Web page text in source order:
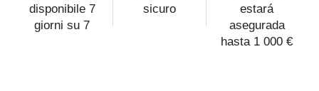
disponibile 7
giorni su 7
sicuro
estará
asegurada
hasta 1 000 €